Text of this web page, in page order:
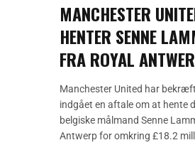
MANCHESTER
HENTER SENNE
FRA ROYAL
Manchester United har
indgået en aftale om at hente
belgiske målmand Senne
Antwerp for omkring £18.2